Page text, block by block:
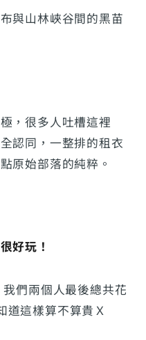
與山林峽谷間的黑苗
，很多人吐槽這裡
認同，一整排的租衣
原始部落的純粹。
好玩！
我們兩個人最後總共花
道這樣算不算貴Ｘ